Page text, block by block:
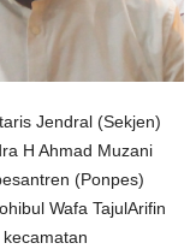
Jendral (Sekjen)
H Ahmad Muzani
(Ponpes)
Wafa TajulArifin